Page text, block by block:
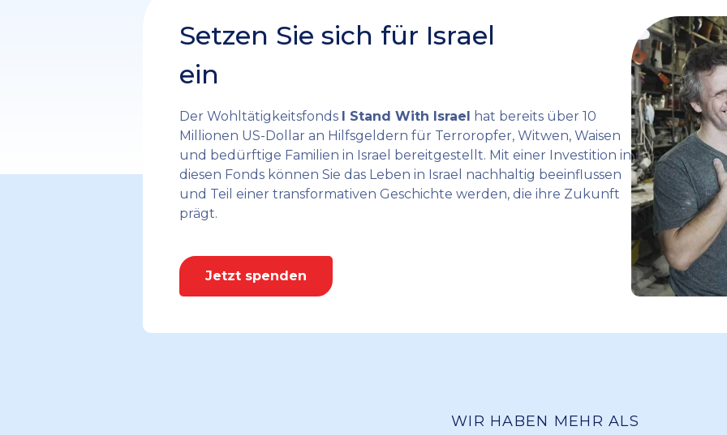
Setzen Sie sich für Israel
ein
Der Wohltätigkeitsfonds I Stand With Israel hat bereits über 10
Millionen US-Dollar an Hilfsgeldern für Terroropfer, Witwen, Waisen
und bedürftige Familien in Israel bereitgestellt. Mit einer Investition in
diesen Fonds können Sie das Leben in Israel nachhaltig beeinflussen
und Teil einer transformativen Geschichte werden, die ihre Zukunft
prägt.
Jetzt spenden
WIR HABEN MEHR ALS